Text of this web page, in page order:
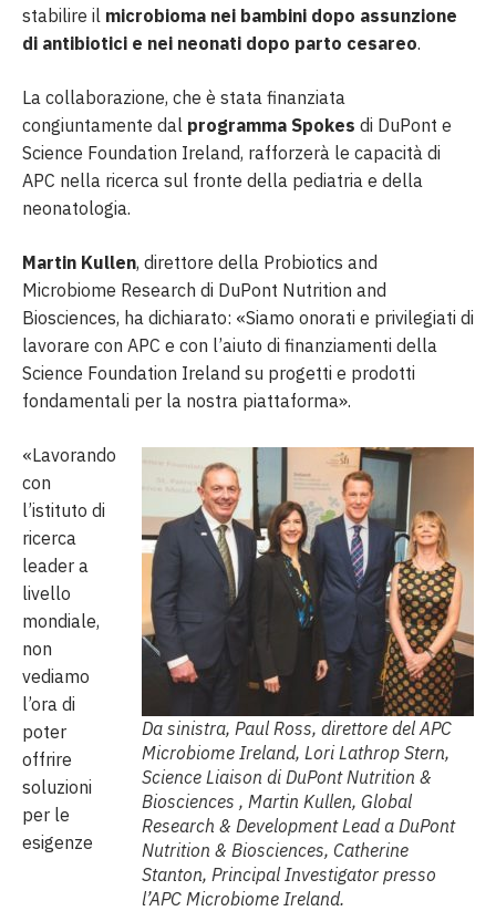
stabilire il microbioma nei bambini dopo assunzione
di antibiotici e nei neonati dopo parto cesareo.
La collaborazione, che è stata finanziata
congiuntamente dal programma Spokes di DuPont e
Science Foundation Ireland, rafforzerà le capacità di
APC nella ricerca sul fronte della pediatria e della
neonatologia.
Martin Kullen, direttore della Probiotics and
Microbiome Research di DuPont Nutrition and
Biosciences, ha dichiarato: «Siamo onorati e privilegiati di
lavorare con APC e con l’aiuto di finanziamenti della
Science Foundation Ireland su progetti e prodotti
fondamentali per la nostra piattaforma».
Da sinistra, Paul Ross, direttore del APC
Microbiome Ireland, Lori Lathrop Stern,
Science Liaison di DuPont Nutrition &
Biosciences , Martin Kullen, Global
Research & Development Lead a DuPont
Nutrition & Biosciences, Catherine
Stanton, Principal Investigator presso
l’APC Microbiome Ireland.
«Lavorando
con
l’istituto di
ricerca
leader a
livello
mondiale,
non
vediamo
l’ora di
poter
offrire
soluzioni
per le
esigenze